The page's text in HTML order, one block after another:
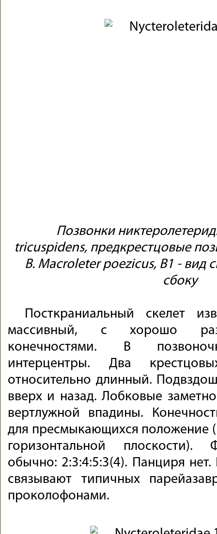
Позвонки
tricuspidens, предкрестцовые
B. Macroleter poezicus, В1 - вид
сбоку
Посткраниальный скелет
массивный, с хорошо
конечностями. В
интерцентры. Два
относительно длинный.
вверх и назад. Лобковые
вертлужной впадины.
для пресмыкающихся положение
горизонтальной плоскости).
обычно: 2:3:4:5:3(4). Панциря
связывают типичных
проколофонами.